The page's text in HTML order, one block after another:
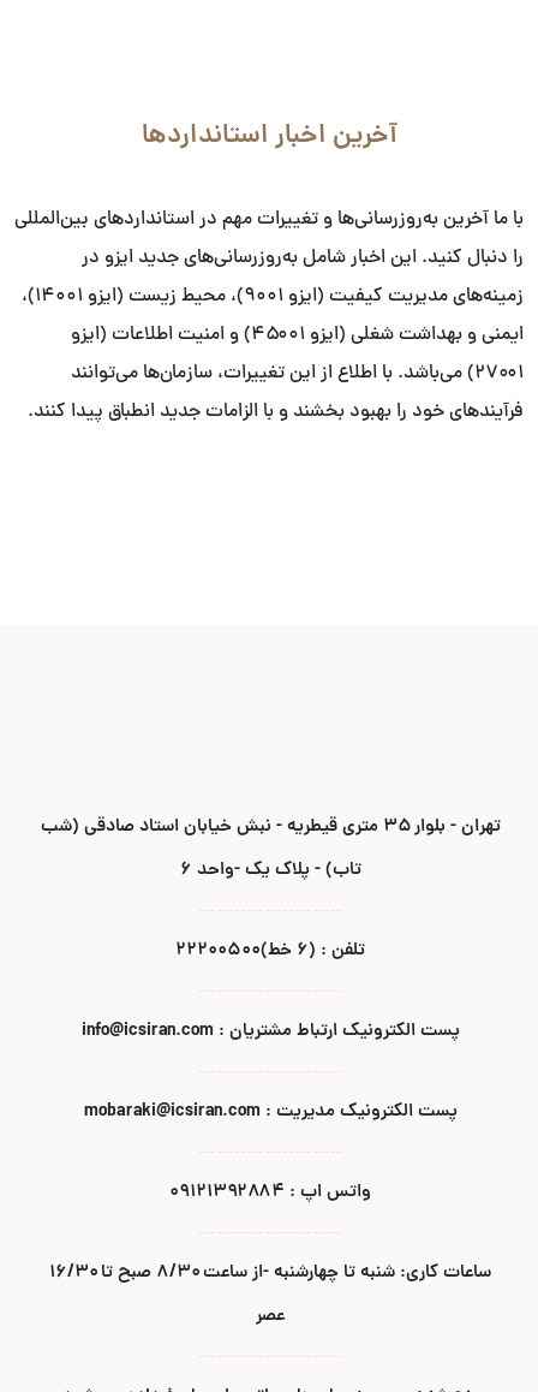
آخرین اخبار استانداردها
با ما آخرین به‌روزرسانی‌ها و تغییرات مهم در استانداردهای بین‌المللی
را دنبال کنید. این اخبار شامل به‌روزرسانی‌های جدید ایزو در
زمینه‌های مدیریت کیفیت (ایزو ۹۰۰۱)، محیط زیست (ایزو ۱۴۰۰۱)،
ایمنی و بهداشت شغلی (ایزو ۴۵۰۰۱) و امنیت اطلاعات (ایزو
۲۷۰۰۱) می‌باشد. با اطلاع از این تغییرات، سازمان‌ها می‌توانند
فرآیندهای خود را بهبود بخشند و با الزامات جدید انطباق پیدا کنند.
تهران - بلوار ۳۵ متری قیطریه - نبش خیابان استاد صادقی (شب
تاب) - پلاک یک -واحد ۶
تلفن : (۶ خط)۲۲۲۰۰۵۰۰
پست الکترونیک ارتباط مشتریان : info@icsiran.com
پست الکترونیک مدیریت : mobaraki@icsiran.com
واتس اپ : ۰۹۱۲۱۳۹۲۸۸۴
ساعات کاری: شنبه تا چهارشنبه -از ساعت ۸/۳۰ صبح تا ۱۶/۳۰
عصر